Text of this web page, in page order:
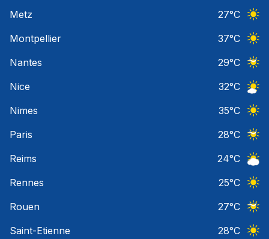
Metz
27°C
Montpellier
37°C
Nantes
29°C
Nice
32°C
Nimes
35°C
Paris
28°C
Reims
24°C
Rennes
25°C
Rouen
27°C
Saint-Etienne
28°C